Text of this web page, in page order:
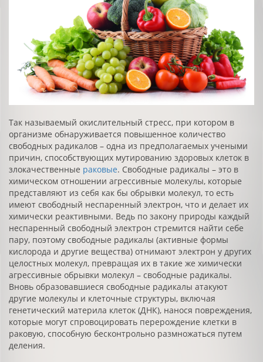
Так называемый окислительный стресс, при котором в
организме обнаруживается повышенное количество
свободных радикалов – одна из предполагаемых учеными
причин, способствующих мутированию здоровых клеток в
злокачественные раковые. Свободные радикалы – это в
химическом отношении агрессивные молекулы, которые
представляют из себя как бы обрывки молекул, то есть
имеют свободный неспаренный электрон, что и делает их
химически реактивными. Ведь по закону природы каждый
неспаренный свободный электрон стремится найти себе
пару, поэтому свободные радикалы (активные формы
кислорода и другие вещества) отнимают электрон у других
целостных молекул, превращая их в такие же химически
агрессивные обрывки молекул – свободные радикалы.
Вновь образовавшиеся свободные радикалы атакуют
другие молекулы и клеточные структуры, включая
генетический материла клеток (ДНК), нанося повреждения,
которые могут спровоцировать перерождение клетки в
раковую, способную бесконтрольно размножаться путем
деления.